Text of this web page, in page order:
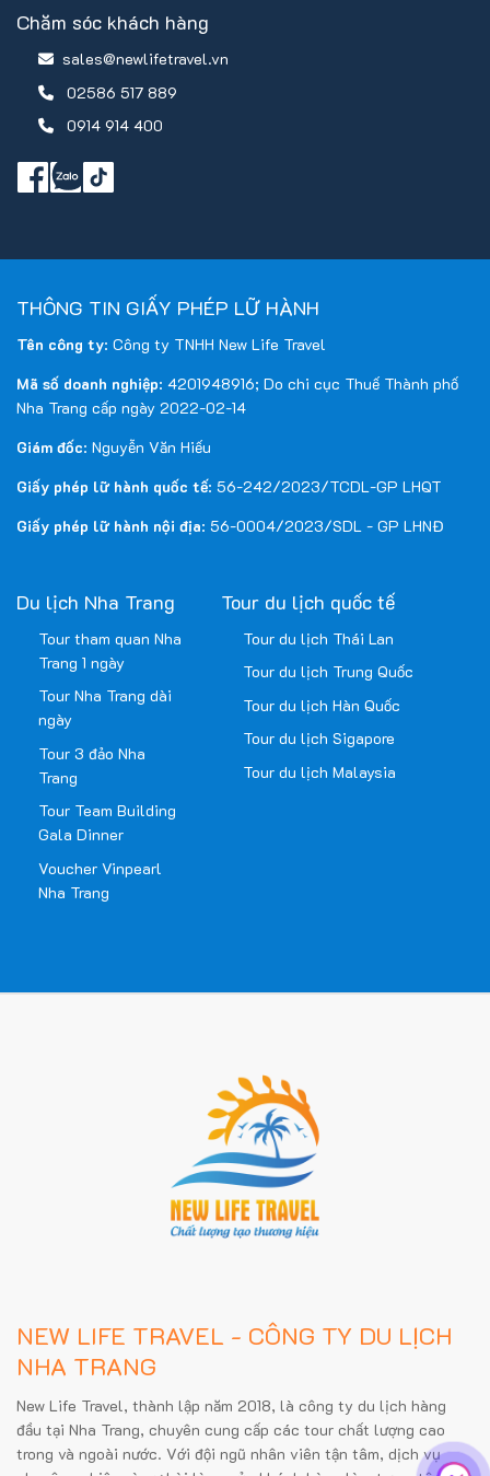
Chăm sóc khách hàng
sales@newlifetravel.vn
02586 517 889
0914 914 400
THÔNG TIN GIẤY PHÉP LỮ HÀNH
Tên công ty: Công ty TNHH New Life Travel
Mã số doanh nghiệp: 4201948916; Do chi cục Thuế Thành phố
Nha Trang cấp ngày 2022-02-14
Giám đốc: Nguyễn Văn Hiếu
Giấy phép lữ hành quốc tế: 56-242/2023/TCDL-GP LHQT
Giấy phép lữ hành nội địa: 56-0004/2023/SDL - GP LHNĐ
Du lịch Nha Trang
Tour tham quan Nha
Trang 1 ngày
Tour Nha Trang dài
ngày
Tour 3 đảo Nha
Trang
Tour Team Building
Gala Dinner
Voucher Vinpearl
Nha Trang
Tour du lịch quốc tế
Tour du lịch Thái Lan
Tour du lịch Trung Quốc
Tour du lịch Hàn Quốc
Tour du lịch Sigapore
Tour du lịch Malaysia
NEW LIFE TRAVEL - CÔNG TY DU LỊCH
NHA TRANG
New Life Travel, thành lập năm 2018, là công ty du lịch hàng
đầu tại Nha Trang, chuyên cung cấp các tour chất lượng cao
trong và ngoài nước. Với đội ngũ nhân viên tận tâm, dịch vụ